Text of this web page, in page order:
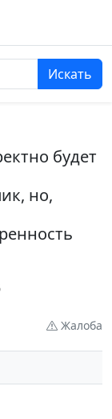
Искать
будет
но,
Жалоба